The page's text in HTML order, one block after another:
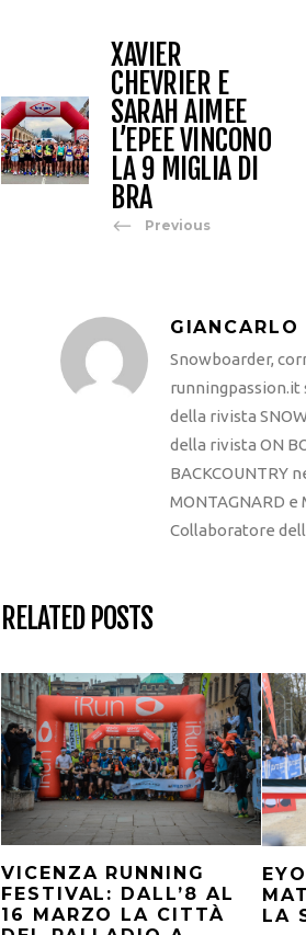
XAVIER
CHEVRIER E
SARAH AIMEE
L’EPEE VINCONO
LA 9 MIGLIA DI
BRA
Previous
GIANCARLO
Snowboarder,
runningpassion.it
della rivista
della rivista ON
BACKCOUNTRY
MONTAGNARD e
Collaboratore
RELATED POSTS
VICENZA RUNNING
FESTIVAL: DALL’8 AL
16 MARZO LA CITTÀ
LA